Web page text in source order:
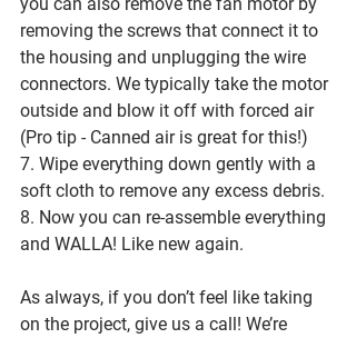
removing the screws that connect it to
the housing and unplugging the wire
connectors. We typically take the motor
outside and blow it off with forced air
(Pro tip - Canned air is great for this!)
7. Wipe everything down gently with a
soft cloth to remove any excess debris.
8. Now you can re-assemble everything
and WALLA! Like new again.
As always, if you don’t feel like taking
on the project, give us a call! We’re